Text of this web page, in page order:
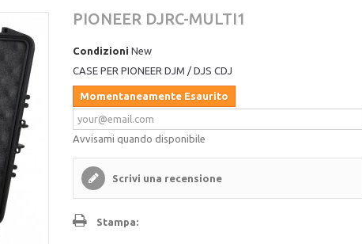
PIONEER DJRC-MULTI1
Condizioni New
CASE PER PIONEER DJM / DJS CDJ
Momentaneamente Esaurito
Avvisami quando disponibile
Scrivi una recensione
Stampa: